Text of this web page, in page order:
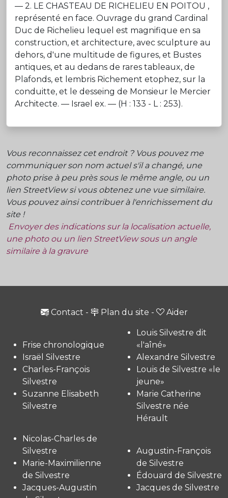
— 2. LE CHASTEAU DE RICHELIEU EN POITOU ,
représenté en face. Ouvrage du grand Cardinal
Duc de Richelieu lequel est magnifique en sa
construction, et architecture, avec sculpture au
dehors, d'une multitude de figures, et Bustes
antiques, et au dedans de rares tableaux, de
Plafonds, et lembris Richement etophez, sur la
conduitte, et le desseing de Monsieur le Mercier
Architecte. — Israel ex. — (H : 133 - L : 253).
Vous reconnaissez cet endroit ? Vous pouvez me
communiquer son nom actuel s'il a changé, une
photo prise à peu près sous le même angle, ou un
lien StreetView si vous obtenez une vue similaire.
Vous pouvez ainsi contribuer à l'enrichissement du
site !
Envoyer des indications sur la localisation actuelle,
une photo ou un lien StreetView sous un angle
similaire à la gravure
Contact - Plan du site - Aider
Frise chronologique
Israël Silvestre
Charles-François
Silvestre
Suzanne Elisabeth
Silvestre
Louis Silvestre dit
«l'aîné»
Alexandre Silvestre
Louis de Silvestre «le
jeune»
Marie Catherine
Silvestre née
Hérault
Nicolas-Charles de
Silvestre
Marie-Maximilienne
de Silvestre
Jacques-Augustin
Augustin-François
de Silvestre
Édouard de Silvestre
Jacques de Silvestre